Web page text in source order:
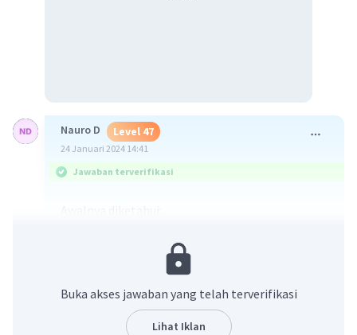
Nauro D Level 47
24 Januari 2024 14:41
Jawaban terverifikasi
LP: 2×(pl+PT+lt)
:2 × [(70×30)+(70×40)+(30×40)]
:2 ×( 2.100 + 2.800 + 1.200 )
Buka akses jawaban yang telah terverifikasi
Lihat Iklan